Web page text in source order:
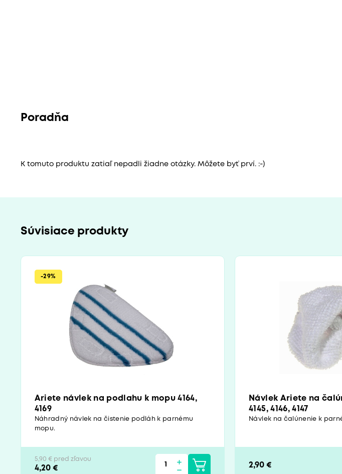
Poradňa
K tomuto produktu zatiaľ nepadli žiadne otázky. Môžete byť prví. :-)
Súvisiace produkty
-29%
Ariete návlek na podlahu k mopu 4164,
4169
Náhradný návlek na čistenie podláh k parnému
mopu.
5,90 € pred zľavou
4,20 €
Návlek Ariete na
4145, 4146, 4147
Návlek na čalúnenie k
2,90 €